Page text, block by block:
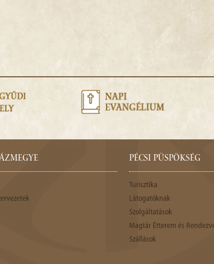
PÉCSI PÜSPÖKSÉG
Turisztika
Látogatóknak
Szolgáltatások
Magtár Étterem és
Szállások